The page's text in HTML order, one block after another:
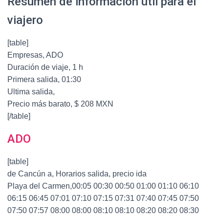
viajero
[table]
Empresas, ADO
Duración de viaje, 1 h
Primera salida, 01:30
Ultima salida,
Precio más barato, $ 208 MXN
[/table]
ADO
[table]
de Cancún a, Horarios salida, precio ida
Playa del Carmen,00:05 00:30 00:50 01:00 01:10 06:10
06:15 06:45 07:01 07:10 07:15 07:31 07:40 07:45 07:50
07:50 07:57 08:00 08:00 08:10 08:10 08:20 08:20 08:30